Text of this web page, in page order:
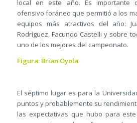
local en este año. Es importante
ofensivo foráneo que permitió a los
equipos más atractivos del año:
Rodríguez, Facundo Castelli y sobre
uno de los mejores del campeonato.
Figura: Brian Oyola
El séptimo lugar es para la
puntos y probablemente su
las expectativas que hubo para